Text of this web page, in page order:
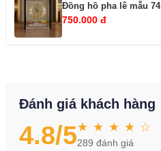
Đồng hồ pha lê mẫu 74
750.000 đ
Đánh giá khách hàng
4.8/5★ ★ ★ ★ ☆
289 đánh giá